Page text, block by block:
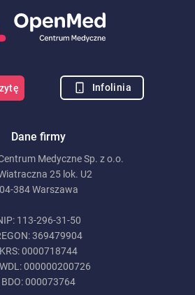
Dane firmy
Medyczne Sp. z o.o.
25 lok. U2
04-384 Warszawa
113-296-31-50
369479904
KRS: 0000718744
000000200726
BDO: 000073764
Infolinia